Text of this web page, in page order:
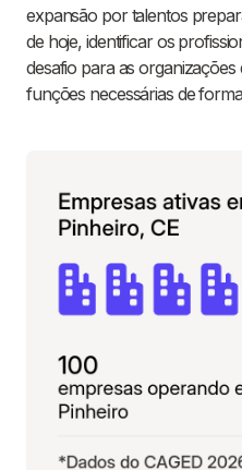
expansão por talentos
de hoje, identificar os
desafio para as
funções necessárias de